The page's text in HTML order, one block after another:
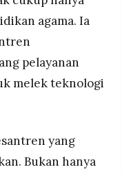
agama. Ia
pelayanan
melek teknologi
yang
Bukan hanya